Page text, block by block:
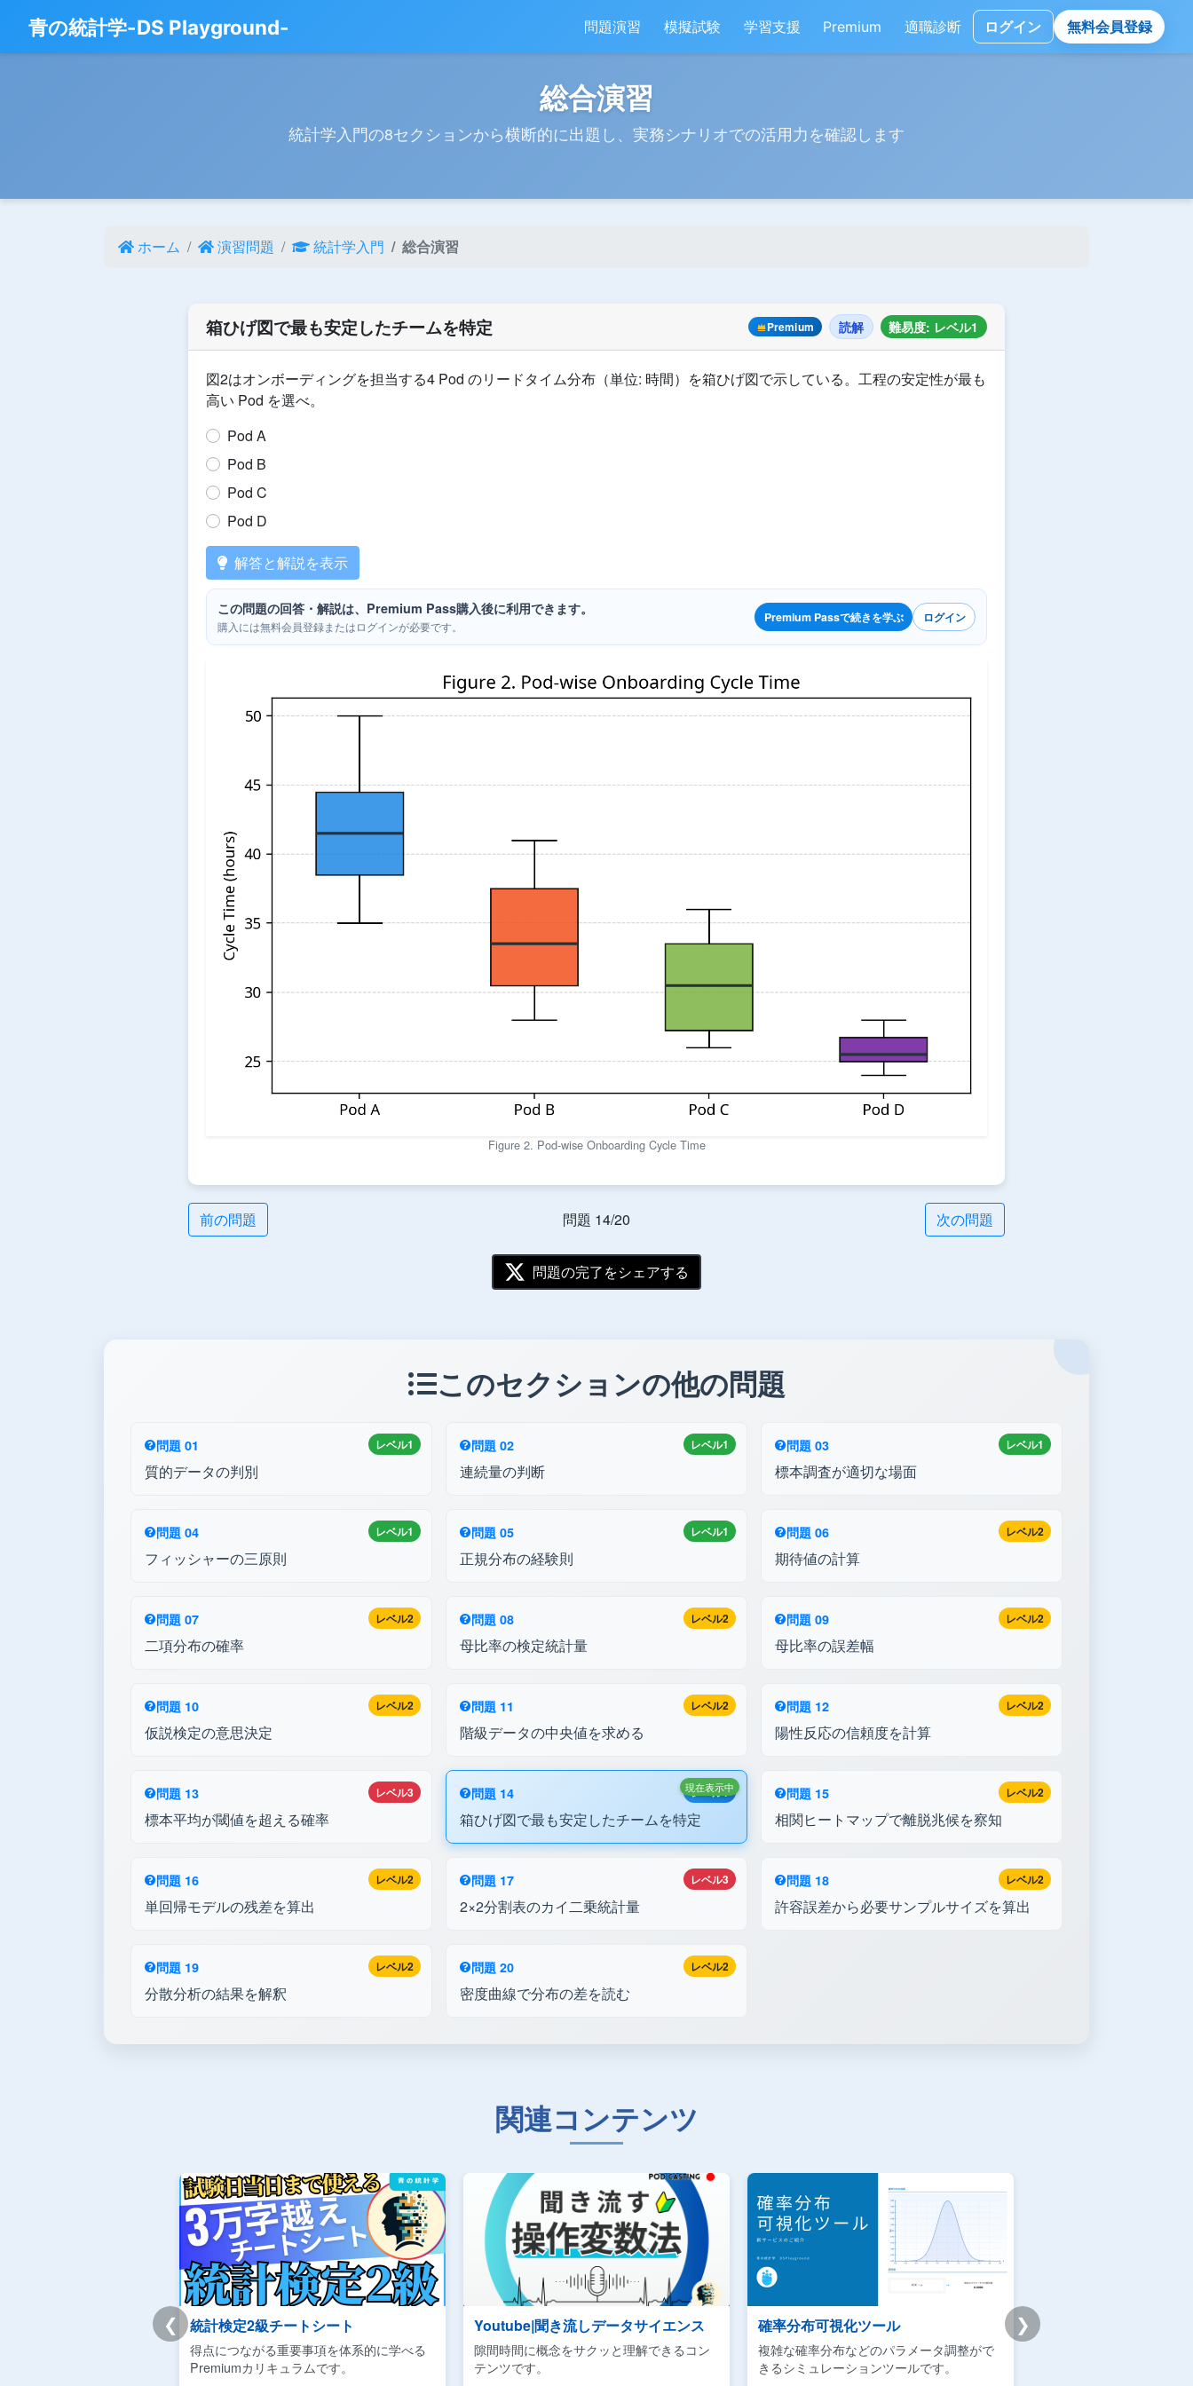
青の統計学-DS Playground- 問題演習 模擬試験 学習支援 Premium 適職診断 ログイン 無料会員登録
総合演習
統計学入門の8セクションから横断的に出題し、実務シナリオでの活用力を確認します
ホーム 演習問題 統計学入門 総合演習
箱ひげ図で最も安定したチームを特定 Premium 読解 難易度: レベル1
図2はオンボーディングを担当する4 Pod のリードタイム分布（単位: 時間）を箱ひげ図で示している。工程の安定性が最も
高い Pod を選べ。
Pod A
Pod B
Pod C
Pod D
解答と解説を表示
この問題の回答・解説は、Premium Pass購入後に利用できます。
購入には無料会員登録またはログインが必要です。
Premium Passで続きを学ぶ ログイン
Figure 2. Pod-wise Onboarding Cycle Time
前の問題 問題 14/20 次の問題
問題の完了をシェアする
このセクションの他の問題
レベル1
問題 01
質的データの判別
レベル1
問題 02
連続量の判断
レベル1
問題 03
標本調査が適切な場面
レベル1
問題 04
フィッシャーの三原則
レベル1
問題 05
正規分布の経験則
レベル2
問題 06
期待値の計算
レベル2
問題 07
二項分布の確率
レベル2
問題 08
母比率の検定統計量
レベル2
問題 09
母比率の誤差幅
レベル2
問題 10
仮説検定の意思決定
レベル2
問題 11
階級データの中央値を求める
レベル2
問題 12
陽性反応の信頼度を計算
レベル3
問題 13
標本平均が閾値を超える確率
レベル1
問題 14
箱ひげ図で最も安定したチームを特定
現在表示中 レベル2
問題 15
相関ヒートマップで離脱兆候を察知
レベル2
問題 16
単回帰モデルの残差を算出
レベル3
問題 17
2×2分割表のカイ二乗統計量
レベル2
問題 18
許容誤差から必要サンプルサイズを算出
レベル2
問題 19
分散分析の結果を解釈
レベル2
問題 20
密度曲線で分布の差を読む
関連コンテンツ
❮ ❯
統計検定2級チートシート
得点につながる重要事項を体系的に学べる
Premiumカリキュラムです。
Youtube|聞き流しデータサイエンス
隙間時間に概念をサクッと理解できるコン
テンツです。
確率分布可視化ツール
複雑な確率分布などのパラメータ調整がで
きるシミュレーションツールです。